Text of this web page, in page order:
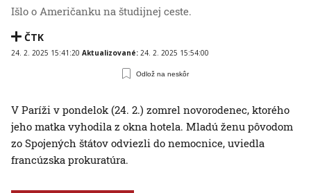
Išlo o Američanku na študijnej ceste.
ČTK
24. 2. 2025 15:41:20 Aktualizované: 24. 2. 2025 15:54:00
Odlož na neskôr
V Paríži v pondelok (24. 2.) zomrel novorodenec, ktorého
jeho matka vyhodila z okna hotela. Mladú ženu pôvodom
zo Spojených štátov odviezli do nemocnice, uviedla
francúzska prokuratúra.